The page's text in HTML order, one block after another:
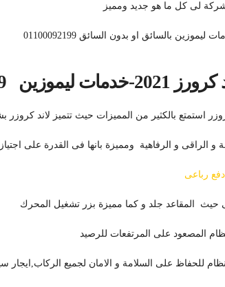
لى كل ما هو جديد ومميز
01100092199
استمتع بالكثير من المميزات حيث تتميز لاند كروزر
و الراقى و الرفاهية ومميزة بانها فى القدرة على
دفع رباعى
حيث المقاعد جلد و كما مميزة بزر تشغيل المحرك
المصعود على المرتفعات للرصيد
نظام للحفاظ على السلامة و الامان لجميع الركاب,ايجار